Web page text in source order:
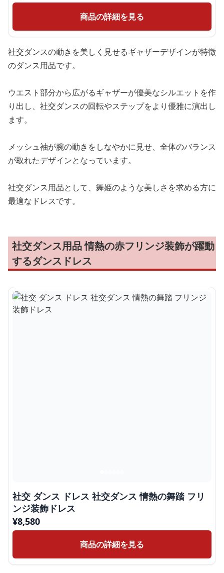
商品の詳細を見る
社交ダンスの動きを美しく見せるギャザーデザインが特徴
のダンス用品です。
ウエスト部分から広がるギャザーが優美なシルエットを作
り出し、社交ダンスの回転やステップをより優雅に演出し
ます。
メッシュ袖が腕の動きをしなやかに見せ、全体のバランス
が取れたデザインとなっています。
社交ダンス用品として、舞姫のような美しさを求める方に
最適なドレスです。
社交ダンス用品 情熱の赤フリンジ装飾が躍動
するダンスドレス
社交 ダンス ドレス 社交ダンス 情熱の舞踏 フリ
ンジ装飾ドレス
¥8,580
商品の詳細を見る